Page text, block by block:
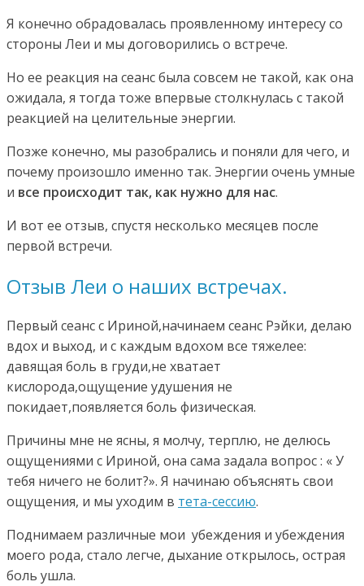
Я конечно обрадовалась проявленному интересу со
стороны Леи и мы договорились о встрече.
Но ее реакция на сеанс была совсем не такой, как она
ожидала, я тогда тоже впервые столкнулась с такой
реакцией на целительные энергии.
Позже конечно, мы разобрались и поняли для чего, и
почему произошло именно так. Энергии очень умные
и все происходит так, как нужно для нас.
И вот ее отзыв, спустя несколько месяцев после
первой встречи.
Отзыв Леи о наших встречах.
Первый сеанс с Ириной,начинаем сеанс Рэйки, делаю
вдох и выход, и с каждым вдохом все тяжелее:
давящая боль в груди,не хватает
кислорода,ощущение удушения не
покидает,появляется боль физическая.
Причины мне не ясны, я молчу, терплю, не делюсь
ощущениями с Ириной, она сама задала вопрос : « У
тебя ничего не болит?». Я начинаю объяснять свои
ощущения, и мы уходим в тета-сессию.
Поднимаем различные мои убеждения и убеждения
моего рода, стало легче, дыхание открылось, острая
боль ушла.